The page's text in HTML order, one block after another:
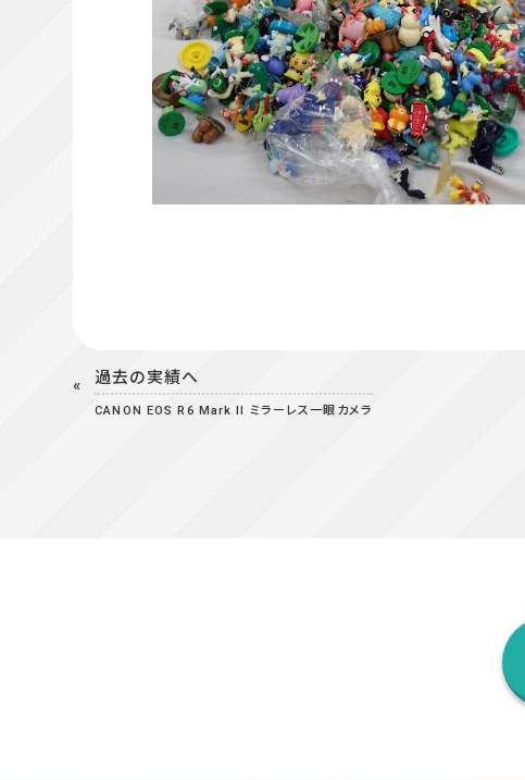
過去の実績へ
CANON EOS R6 Mark II ミラーレス一眼カメラ